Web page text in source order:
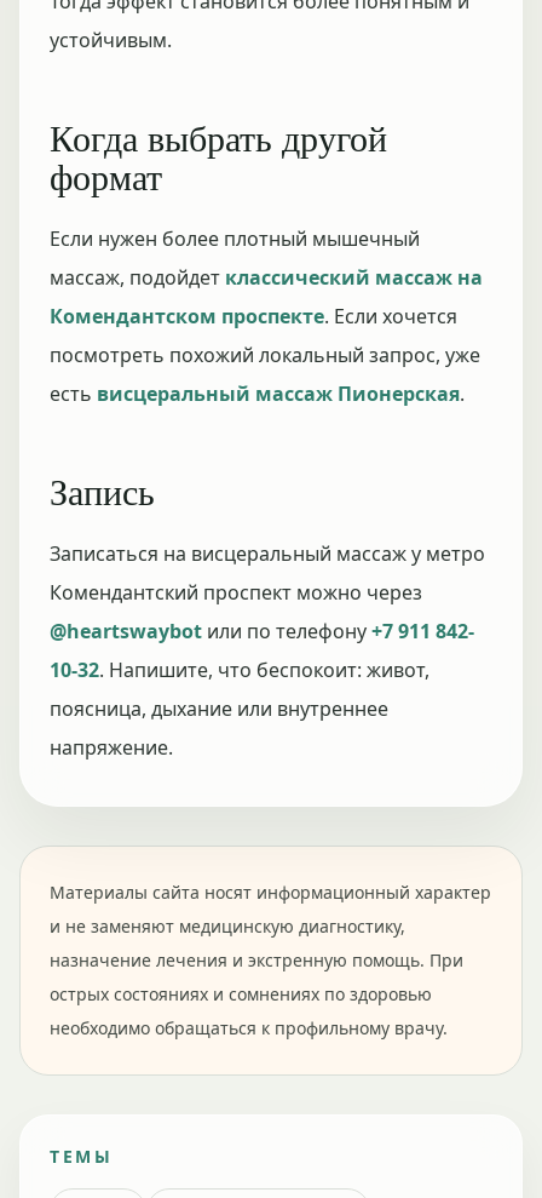
устойчивым.
Когда выбрать другой
формат
Если нужен более плотный мышечный
массаж, подойдет классический массаж на
Комендантском проспекте. Если хочется
посмотреть похожий локальный запрос, уже
есть висцеральный массаж Пионерская.
Запись
Записаться на висцеральный массаж у метро
Комендантский проспект можно через
@heartswaybot или по телефону+7 911 842-
10-32. Напишите, что беспокоит: живот,
поясница, дыхание или внутреннее
напряжение.
Материалы сайта носят информационный характер
и не заменяют медицинскую диагностику,
назначение лечения и экстренную помощь. При
острых состояниях и сомнениях по здоровью
необходимо обращаться к профильному врачу.
ТЕМЫ